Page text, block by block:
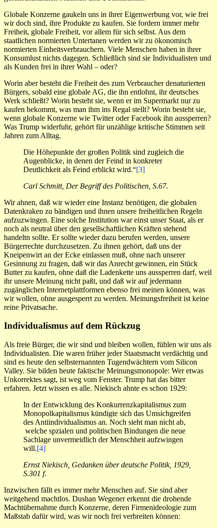
Globale Konzerne gaukeln uns in ihrer Eigenwerbung vor, wie frei
wir doch sind, ihre Produkte zu kaufen. Sie fordern immer mehr
Freiheit, globale Freiheit, vor allem für sich selbst. Aus dem
staatlichen normierten Untertanen werden wir zu ökonomisch
normierten Einheitsverbrauchern. Viele Menschen haben in ihrer
Konsumlust nichts dagegen. Schließlich sind sie Individualisten und
als Kunden frei in ihrer Wahl – oder?
Worin aber besteht die Freiheit des zum Verbraucher denaturierten
Bürgers, sobald eine globale AG, die ihn entlohnt, ihr deutsches
Werk schließt? Worin besteht sie, wenn er im Supermarkt nur zu
kaufen bekommt, was man ihm ins Regal stellt? Worin besteht sie,
wenn globale Konzerne wie Twitter oder Facebook ihn aussperren?
Was Trump widerfuhr, gehört für unzählige kritische Stimmen seit
Jahren zum Alltag.
Die Höhepunkte der großen Politik sind zugleich die
Augenblicke, in denen der Feind in konkreter
Deutlichkeit als Feind erblickt wird.“[3]
Carl Schmitt, Der Begriff des Politischen, S.67.
Wir ahnen, daß wir wieder eine Instanz benötigen, die globalen
Datenkraken zu bändigen und ihnen unsere freiheitlichen Regeln
aufzuzwingen. Eine solche Institution war einst unser Staat, als er
noch als neutral über den gesellschaftlichen Kräften stehend
handeltn sollte. Er sollte wieder dazu berufen werden, unsere
Bürgerrechte durchzusetzen. Zu ihnen gehört, daß uns der
Kneipenwirt an der Ecke einlassen muß, ohne nach unserer
Gesinnung zu fragen, daß wir das Anrecht gewinnen, ein Stück
Butter zu kaufen, ohne daß die Ladenkette uns aussperren darf, weil
ihr unsere Meinung nicht paßt, und daß wir auf jedermann
zugänglichen Internetplattformen ebenso frei meinen können, was
wir wollen, ohne ausgesperrt zu werden. Meinungsfreiheit ist keine
reine Privatsache.
Individualismus auf dem Rückzug
Als freie Bürger, die wir sind und bleiben wollen, fühlen wir uns als
Individualisten. Die waren früher jeder Staatsmacht verdächtig und
sind es heute den selbsternannten Tugendwächtern vom Silicon
Valley. Sie bilden heute faktische Meinungsmonopole: Wer etwas
Unkorrektes sagt, ist weg vom Fenster. Trump hat das bitter
erfahren. Jetzt wissen es alle. Niekisch ahnte es schon 1929:
In der Entwicklung des Konkurrenzkapitalismus zum
Monopolkapitalismus kündigte sich das Umsichgreifen
des Antiindividualismus an. Noch sieht man nicht ab,
welche spzialen und politischen Bindungen die neue
Sachlage unvermeidlich der Menschheit aufzwingen
will.[4]
Ernst Niekisch, Gedanken über deutsche Politik, 1929,
S.301 f.
Inzwischen fällt es immer mehr Menschen auf. Sie sind aber
weitgehend machtlos. Dushan Wegener erkennt die drohende
Machtübernahme durch Konzerne, deren Firmenideologie zum
Maßstab dafür wird, was wir noch frei verbreiten können: